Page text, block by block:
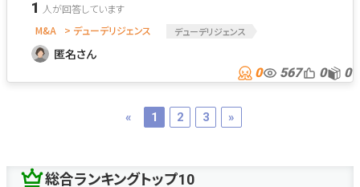
1
M&A > デューデリジェンス デューデリジェンス
匿名さん
0 567 0 0
« 1 2 3 »
総合ランキングトップ10